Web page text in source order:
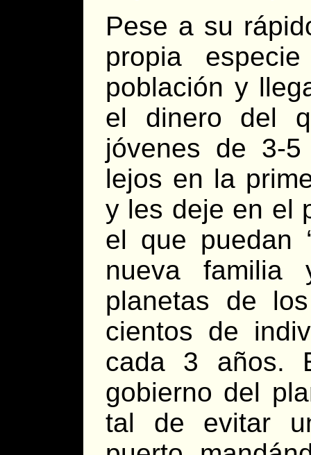
Pese a su
propia
población y
el dinero del
jóvenes de 3-
lejos en la
y les deje en el
el que puedan
nueva familia
planetas de
cientos de
cada 3 años.
gobierno del
tal de evitar